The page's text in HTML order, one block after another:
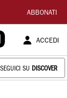
ABBONATI
ACCEDI
SEGUICI SU DISCOVER